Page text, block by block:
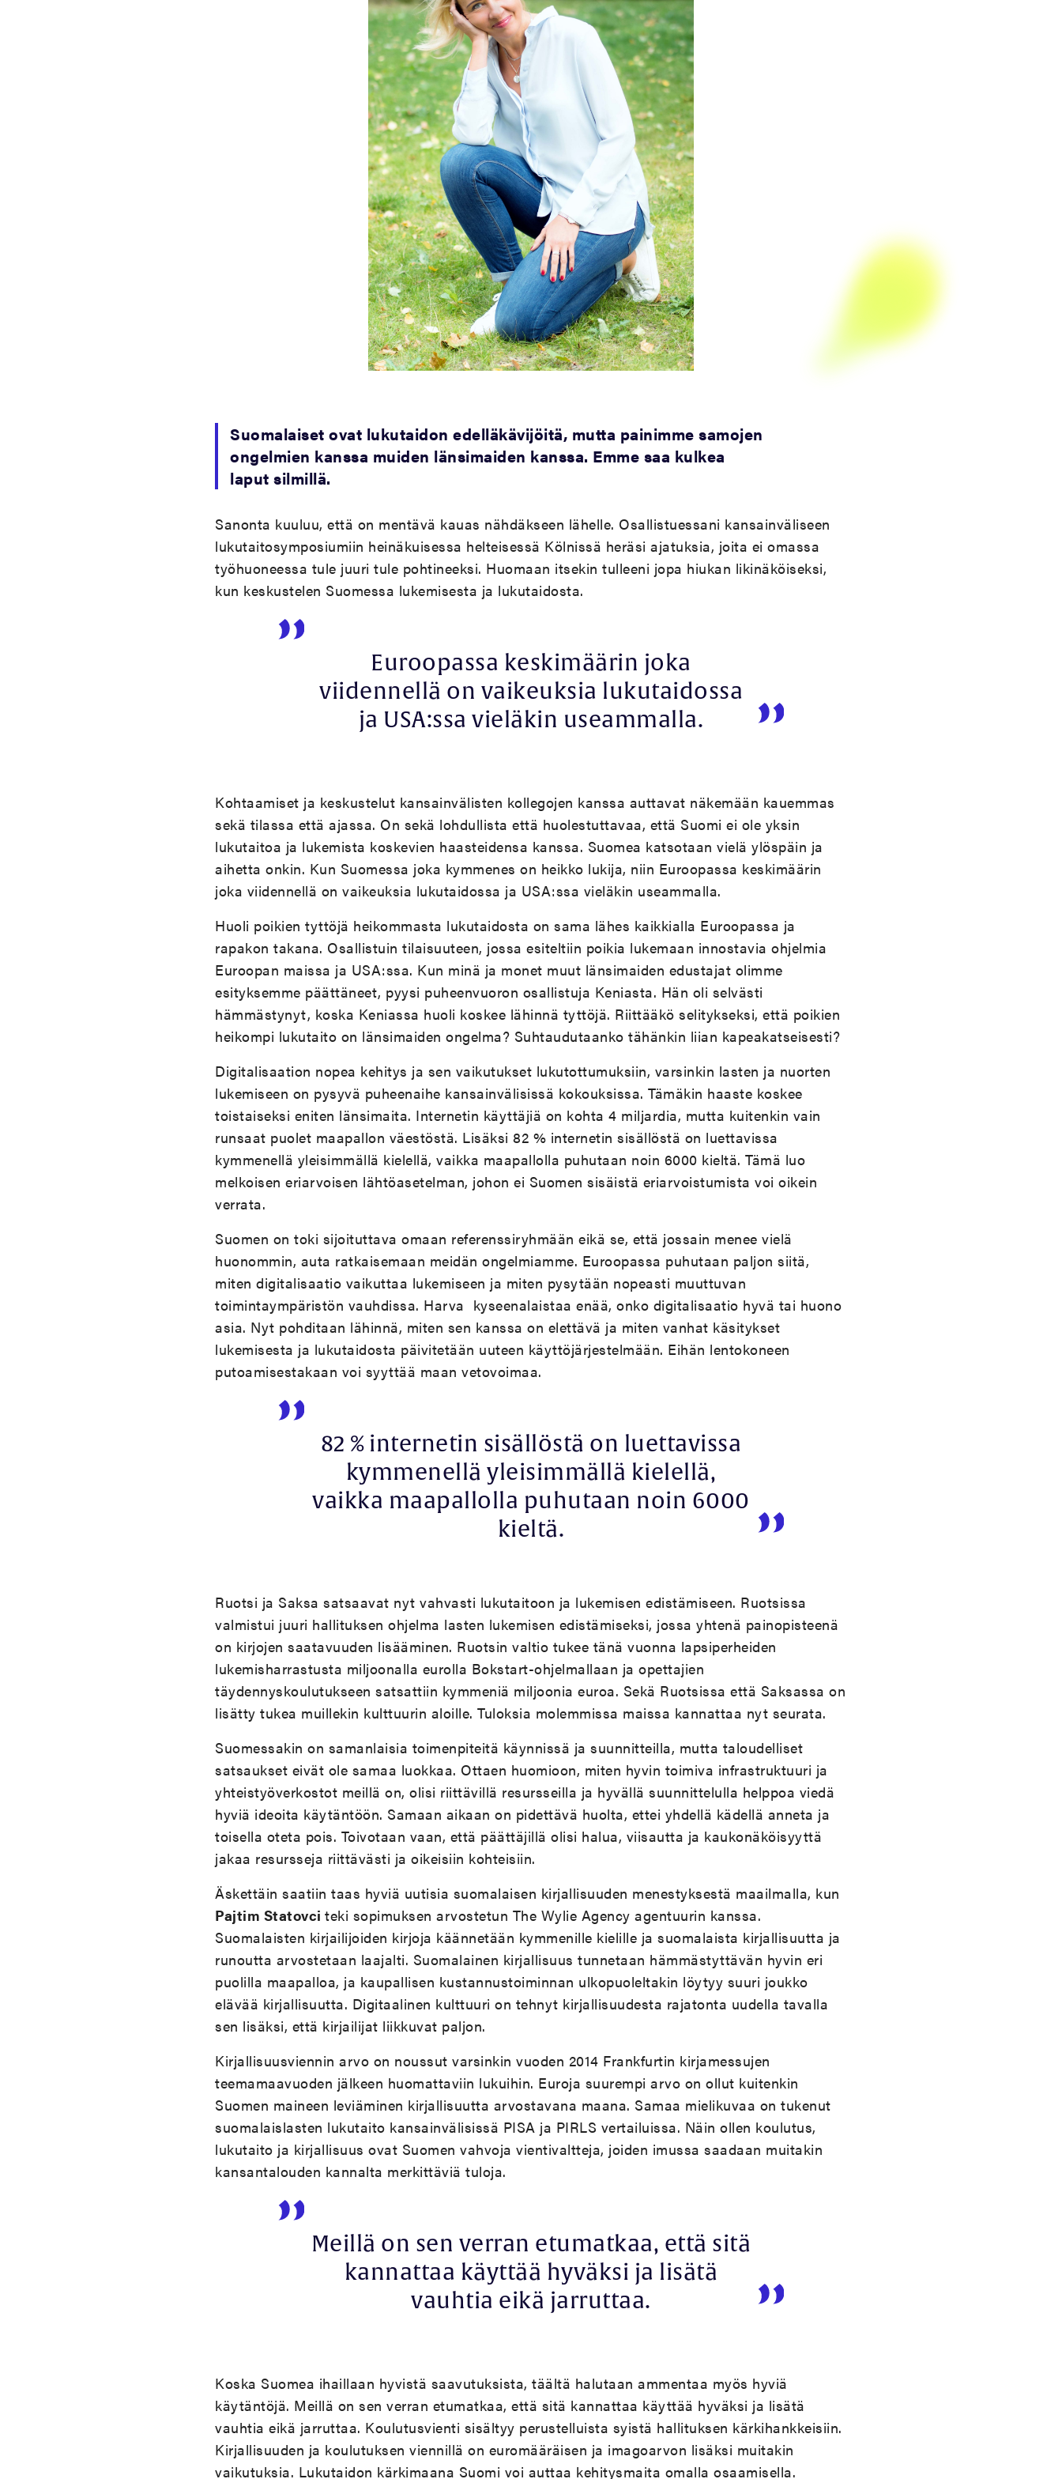
Suomalaiset ovat lukutaidon edelläkävijöitä, mutta painimme samojen
ongelmien kanssa muiden länsimaiden kanssa. Emme saa kulkea
laput silmillä.
Sanonta kuuluu, että on mentävä kauas nähdäkseen lähelle. Osallistuessani kansainväliseen
lukutaitosymposiumiin heinäkuisessa helteisessä Kölnissä heräsi ajatuksia, joita ei omassa
työhuoneessa tule juuri tule pohtineeksi. Huomaan itsekin tulleeni jopa hiukan likinäköiseksi,
kun keskustelen Suomessa lukemisesta ja lukutaidosta.
Euroopassa keskimäärin joka
viidennellä on vaikeuksia lukutaidossa
ja USA:ssa vieläkin useammalla.
Kohtaamiset ja keskustelut kansainvälisten kollegojen kanssa auttavat näkemään kauemmas
sekä tilassa että ajassa. On sekä lohdullista että huolestuttavaa, että Suomi ei ole yksin
lukutaitoa ja lukemista koskevien haasteidensa kanssa. Suomea katsotaan vielä ylöspäin ja
aihetta onkin. Kun Suomessa joka kymmenes on heikko lukija, niin Euroopassa keskimäärin
joka viidennellä on vaikeuksia lukutaidossa ja USA:ssa vieläkin useammalla.
Huoli poikien tyttöjä heikommasta lukutaidosta on sama lähes kaikkialla Euroopassa ja
rapakon takana. Osallistuin tilaisuuteen, jossa esiteltiin poikia lukemaan innostavia ohjelmia
Euroopan maissa ja USA:ssa. Kun minä ja monet muut länsimaiden edustajat olimme
esityksemme päättäneet, pyysi puheenvuoron osallistuja Keniasta. Hän oli selvästi
hämmästynyt, koska Keniassa huoli koskee lähinnä tyttöjä. Riittääkö selitykseksi, että poikien
heikompi lukutaito on länsimaiden ongelma? Suhtaudutaanko tähänkin liian kapeakatseisesti?
Digitalisaation nopea kehitys ja sen vaikutukset lukutottumuksiin, varsinkin lasten ja nuorten
lukemiseen on pysyvä puheenaihe kansainvälisissä kokouksissa. Tämäkin haaste koskee
toistaiseksi eniten länsimaita. Internetin käyttäjiä on kohta 4 miljardia, mutta kuitenkin vain
runsaat puolet maapallon väestöstä. Lisäksi 82 % internetin sisällöstä on luettavissa
kymmenellä yleisimmällä kielellä, vaikka maapallolla puhutaan noin 6000 kieltä. Tämä luo
melkoisen eriarvoisen lähtöasetelman, johon ei Suomen sisäistä eriarvoistumista voi oikein
verrata.
Suomen on toki sijoituttava omaan referenssiryhmään eikä se, että jossain menee vielä
huonommin, auta ratkaisemaan meidän ongelmiamme. Euroopassa puhutaan paljon siitä,
miten digitalisaatio vaikuttaa lukemiseen ja miten pysytään nopeasti muuttuvan
toimintaympäristön vauhdissa. Harva kyseenalaistaa enää, onko digitalisaatio hyvä tai huono
asia. Nyt pohditaan lähinnä, miten sen kanssa on elettävä ja miten vanhat käsitykset
lukemisesta ja lukutaidosta päivitetään uuteen käyttöjärjestelmään. Eihän lentokoneen
putoamisestakaan voi syyttää maan vetovoimaa.
82 % internetin sisällöstä on luettavissa
kymmenellä yleisimmällä kielellä,
vaikka maapallolla puhutaan noin 6000
kieltä.
Ruotsi ja Saksa satsaavat nyt vahvasti lukutaitoon ja lukemisen edistämiseen. Ruotsissa
valmistui juuri hallituksen ohjelma lasten lukemisen edistämiseksi, jossa yhtenä painopisteenä
on kirjojen saatavuuden lisääminen. Ruotsin valtio tukee tänä vuonna lapsiperheiden
lukemisharrastusta miljoonalla eurolla Bokstart-ohjelmallaan ja opettajien
täydennyskoulutukseen satsattiin kymmeniä miljoonia euroa. Sekä Ruotsissa että Saksassa on
lisätty tukea muillekin kulttuurin aloille. Tuloksia molemmissa maissa kannattaa nyt seurata.
Suomessakin on samanlaisia toimenpiteitä käynnissä ja suunnitteilla, mutta taloudelliset
satsaukset eivät ole samaa luokkaa. Ottaen huomioon, miten hyvin toimiva infrastruktuuri ja
yhteistyöverkostot meillä on, olisi riittävillä resursseilla ja hyvällä suunnittelulla helppoa viedä
hyviä ideoita käytäntöön. Samaan aikaan on pidettävä huolta, ettei yhdellä kädellä anneta ja
toisella oteta pois. Toivotaan vaan, että päättäjillä olisi halua, viisautta ja kaukonäköisyyttä
jakaa resursseja riittävästi ja oikeisiin kohteisiin.
Äskettäin saatiin taas hyviä uutisia suomalaisen kirjallisuuden menestyksestä maailmalla, kun
Pajtim Statovci teki sopimuksen arvostetun The Wylie Agency agentuurin kanssa.
Suomalaisten kirjailijoiden kirjoja käännetään kymmenille kielille ja suomalaista kirjallisuutta ja
runoutta arvostetaan laajalti. Suomalainen kirjallisuus tunnetaan hämmästyttävän hyvin eri
puolilla maapalloa, ja kaupallisen kustannustoiminnan ulkopuoleltakin löytyy suuri joukko
elävää kirjallisuutta. Digitaalinen kulttuuri on tehnyt kirjallisuudesta rajatonta uudella tavalla
sen lisäksi, että kirjailijat liikkuvat paljon.
Kirjallisuusviennin arvo on noussut varsinkin vuoden 2014 Frankfurtin kirjamessujen
teemamaavuoden jälkeen huomattaviin lukuihin. Euroja suurempi arvo on ollut kuitenkin
Suomen maineen leviäminen kirjallisuutta arvostavana maana. Samaa mielikuvaa on tukenut
suomalaislasten lukutaito kansainvälisissä PISA ja PIRLS vertailuissa. Näin ollen koulutus,
lukutaito ja kirjallisuus ovat Suomen vahvoja vientivaltteja, joiden imussa saadaan muitakin
kansantalouden kannalta merkittäviä tuloja.
Meillä on sen verran etumatkaa, että sitä
kannattaa käyttää hyväksi ja lisätä
vauhtia eikä jarruttaa.
Koska Suomea ihaillaan hyvistä saavutuksista, täältä halutaan ammentaa myös hyviä
käytäntöjä. Meillä on sen verran etumatkaa, että sitä kannattaa käyttää hyväksi ja lisätä
vauhtia eikä jarruttaa. Koulutusvienti sisältyy perustelluista syistä hallituksen kärkihankkeisiin.
Kirjallisuuden ja koulutuksen viennillä on euromääräisen ja imagoarvon lisäksi muitakin
vaikutuksia. Lukutaidon kärkimaana Suomi voi auttaa kehitysmaita omalla osaamisella.